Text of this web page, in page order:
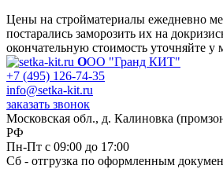
Цены на стройматериалы ежедневно
постарались заморозить их на
окончательную стоимость уточняйте у
ООО "Гранд КИТ"
+7 (495) 126-74-35
info@setka-kit.ru
заказать звонок
Московская обл., д. Калиновка
РФ
Пн-Пт с 09:00 до 17:00
Сб - отгрузка по оформленным